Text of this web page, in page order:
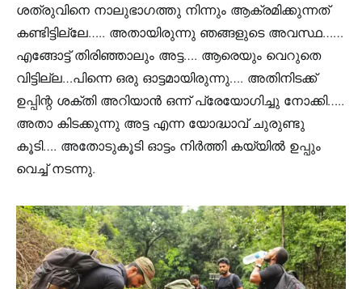
ശത്രുവിനെ നാലുഭാഗത്തു നിന്നും ആക്രമിക്കുന്നത്
കണ്ടിട്ടില്ലേ….. അതായിരുന്നു ഞങ്ങളുടെ അവസ്ഥ……
എങ്ങോട്ട് തിരിഞ്ഞാലും അട്ട…. ആരെയും വെറുതെ
വിട്ടില്ല…പിന്നെ ഒരു ഓട്ടമായിരുന്നു…. അതിനിടക്ക്
ഉപ്പിന്റ ശക്തി അറിയാൻ ഒന്ന് പ്രേയോഗിച്ചു നോക്കി…..
അതാ കിടക്കുന്നു അട്ട എന്ന യോദ്ധാവ് ചുരുണ്ടു
കൂടി…. അതോടുകൂടി ഓട്ടം നിർത്തി കയ്യിൽ ഉപ്പും
വെച്ച് നടന്നു.